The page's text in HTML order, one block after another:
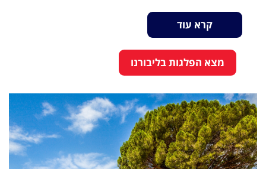
קרא עוד
מצא הפלגות בליבורנו